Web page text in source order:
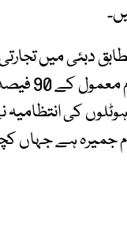
دبئی میں
کی
جمیرہ ہے جہاں